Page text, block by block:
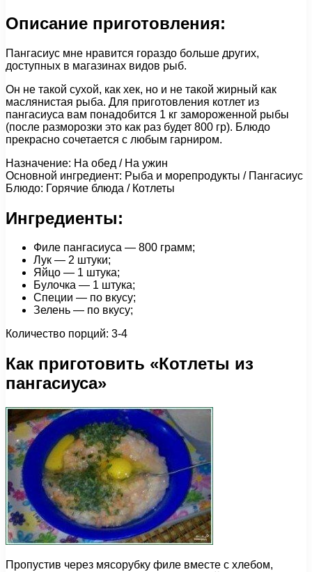
Описание приготовления:
Пангасиус мне нравится гораздо больше других,
доступных в магазинах видов рыб.
Он не такой сухой, как хек, но и не такой жирный как
маслянистая рыба. Для приготовления котлет из
пангасиуса вам понадобится 1 кг замороженной рыбы
(после разморозки это как раз будет 800 гр). Блюдо
прекрасно сочетается с любым гарниром.
Назначение: На обед / На ужин
Основной ингредиент: Рыба и морепродукты / Пангасиус
Блюдо: Горячие блюда / Котлеты
Ингредиенты:
Филе пангасиуса — 800 грамм;
Лук — 2 штуки;
Яйцо — 1 штука;
Булочка — 1 штука;
Специи — по вкусу;
Зелень — по вкусу;
Количество порций: 3-4
Как приготовить «Котлеты из
пангасиуса»
Пропустив через мясорубку филе вместе с хлебом,